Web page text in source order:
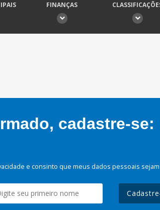
FINANÇAS
cadastre-se:
e consinto que meus dados pessoais